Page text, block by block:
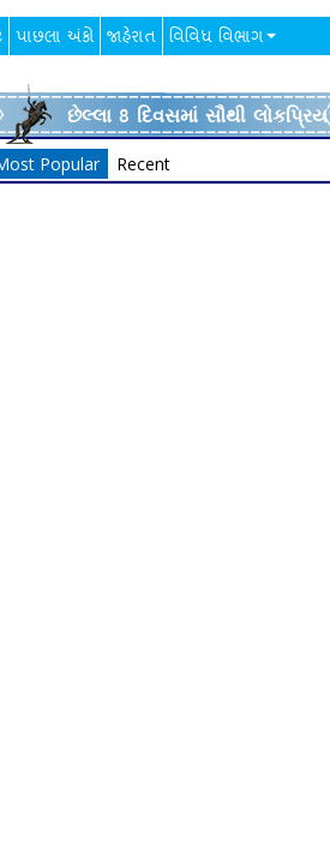
પાછલા અંકો જાહેરાત વિવિધ વિભાગ
છેલ્લા 8 દિવસમાં સૌથી લોકપ્રિય
Popular Recent